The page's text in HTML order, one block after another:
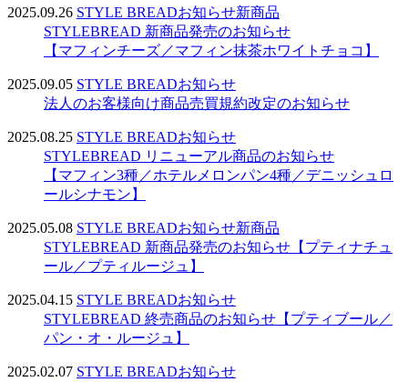
2025.09.26 STYLE BREADお知らせ新商品
STYLEBREAD 新商品発売のお知らせ
【マフィンチーズ／マフィン抹茶ホワイトチョコ】
2025.09.05 STYLE BREADお知らせ
法人のお客様向け商品売買規約改定のお知らせ
2025.08.25 STYLE BREADお知らせ
STYLEBREAD リニューアル商品のお知らせ
【マフィン3種／ホテルメロンパン4種／デニッシュロ
ールシナモン】
2025.05.08 STYLE BREADお知らせ新商品
STYLEBREAD 新商品発売のお知らせ【プティナチュ
ール／プティルージュ】
2025.04.15 STYLE BREADお知らせ
STYLEBREAD 終売商品のお知らせ【プティブール／
パン・オ・ルージュ】
2025.02.07 STYLE BREADお知らせ